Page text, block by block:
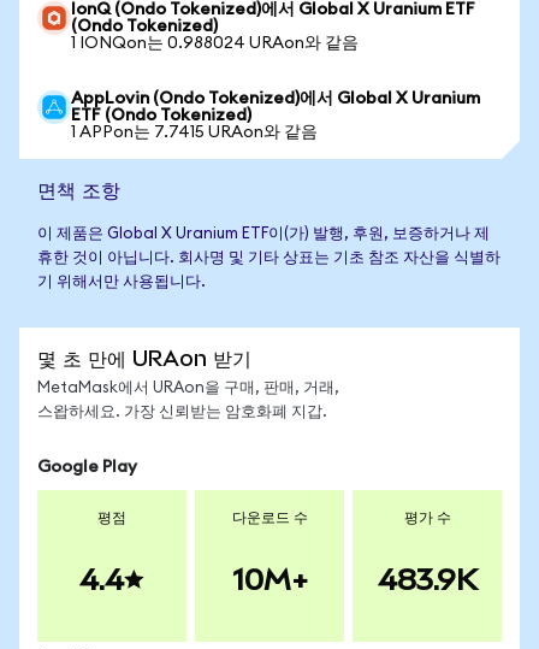
IonQ (Ondo Tokenized)에서 Global X Uranium ETF
(Ondo Tokenized)
1 IONQon는 0.988024 URAon와 같음
AppLovin (Ondo Tokenized)에서 Global X Uranium
ETF (Ondo Tokenized)
1 APPon는 7.7415 URAon와 같음
면책 조항
이 제품은 Global X Uranium ETF이(가) 발행, 후원, 보증하거나 제
휴한 것이 아닙니다. 회사명 및 기타 상표는 기초 참조 자산을 식별하
기 위해서만 사용됩니다.
몇 초 만에 URAon 받기
MetaMask에서 URAon을 구매, 판매, 거래,
스왑하세요. 가장 신뢰받는 암호화폐 지갑.
Google Play
평점
4.4
다운로드 수
10M+
평가 수
483.9K